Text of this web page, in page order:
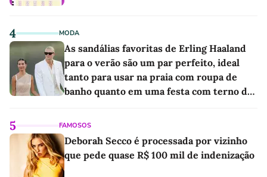
4 MODA
As sandálias favoritas de Erling Haaland
para o verão são um par perfeito, ideal
tanto para usar na praia com roupa de
banho quanto em uma festa com terno de
5 FAMOSOS
Deborah Secco é processada por vizinho
que pede quase R$ 100 mil de indenização